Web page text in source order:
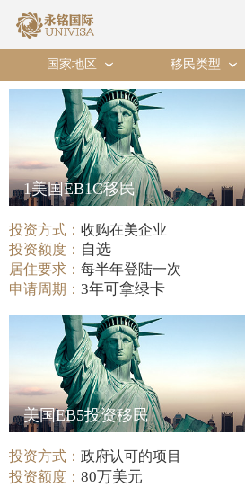
国家地区 › 移民类型 ›
1美国EB1C移民
投资方式：收购在美企业
投资额度： 自选
居住要求：每半年登陆一次
申请周期：3年可拿绿卡
美国EB5投资移民
投资方式：政府认可的项目
投资额度：80万美元